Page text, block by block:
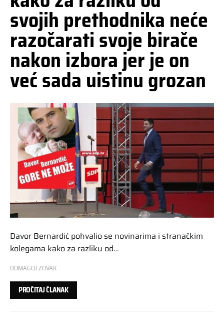
svojih prethodnika neće
razočarati svoje birače
nakon izbora jer je on
već sada uistinu grozan
Davor Bernardić pohvalio se novinarima i stranačkim
kolegama kako za razliku od…
DOMAGOJ ZOVAK
PROČITAJ ČLANAK